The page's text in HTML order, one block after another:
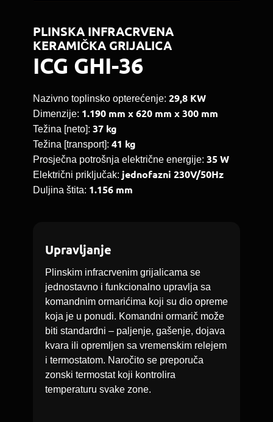
PLINSKA INFRACRVENA
KERAMIČKA GRIJALICA
ICG GHI-36
Nazivno toplinsko opterećenje: 29,8 KW
Dimenzije: 1.190 mm x 620 mm x 300 mm
Težina [neto]: 37 kg
Težina [transport]: 41 kg
Prosječna potrošnja električne energije: 35 W
Električni priključak: jednofazni 230V/50Hz
Duljina štita: 1.156 mm
Upravljanje
Plinskim infracrvenim grijalicama se
jednostavno i funkcionalno upravlja sa
komandnim ormarićima koji su dio opreme
koja je u ponudi. Komandni ormarič može
biti standardni – paljenje, gašenje, dojava
kvara ili opremljen sa vremenskim relejem
i termostatom. Naročito se preporuča
zonski termostat koji kontrolira
temperaturu svake zone.